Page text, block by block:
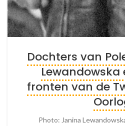
Dochters van
Lewandowska
fronten van de
Photo: Janina